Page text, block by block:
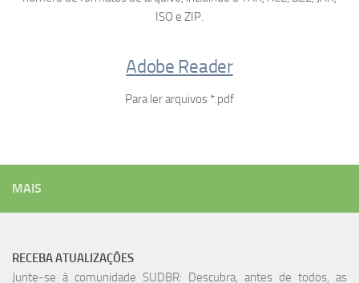
ISO e ZIP.
Adobe Reader
Para ler arquivos *.pdf
MAIS
RECEBA ATUALIZAÇÔES
Junte-se à comunidade SUDBR: Descubra, antes de todos, as